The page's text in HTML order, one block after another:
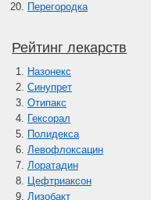
Перегородка
Рейтинг лекарств
Назонекс
Синупрет
Отипакс
Гексорал
Полидекса
Левофлоксацин
Лоратадин
Цефтриаксон
Лизобакт